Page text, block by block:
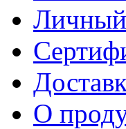
Личный
О